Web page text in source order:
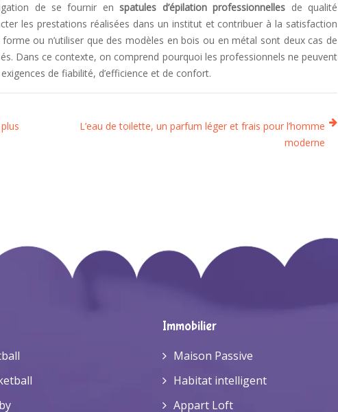
de se fournir enspatules d’épilation professionnelles de qualité
les prestations réalisées dans un institut et contribuer à la satisfaction
ou n’utiliser que des modèles en bois ou en métal sont deux cas de
Dans ce contexte, on comprend pourquoi les professionnels ne peuvent
de fiabilité, d’efficience et de confort.
L’eau de toilette, un parfum léger et frais pour l’homme
moderne
Immobilier
Maison Passive
Habitat intelligent
Appart Loft